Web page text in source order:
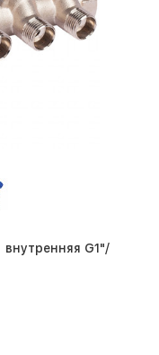
внутренняя G1"/